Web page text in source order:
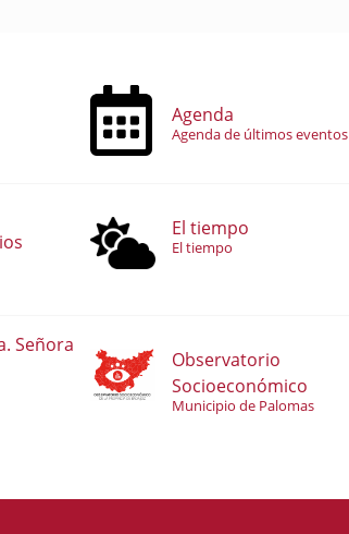
Agenda
Agenda de últimos eventos
El tiempo
El tiempo
Señora
Observatorio
Socioeconómico
Municipio de Palomas